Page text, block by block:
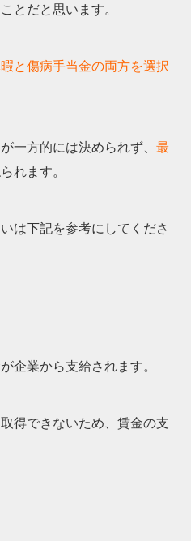
とだと思います。
と傷病手当金の両方を選択
一方的には決められず、 最
れます。
は下記を参考にしてくださ
企業から支給されます。
得できないため、賃金の支